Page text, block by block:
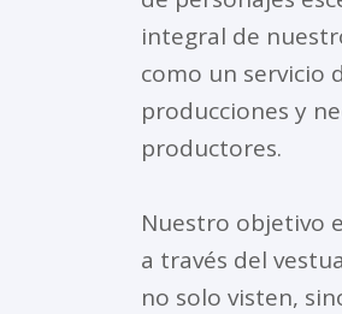
integral de
como un servicio
producciones y
productores.
Nuestro objetivo
a través del
no solo visten,